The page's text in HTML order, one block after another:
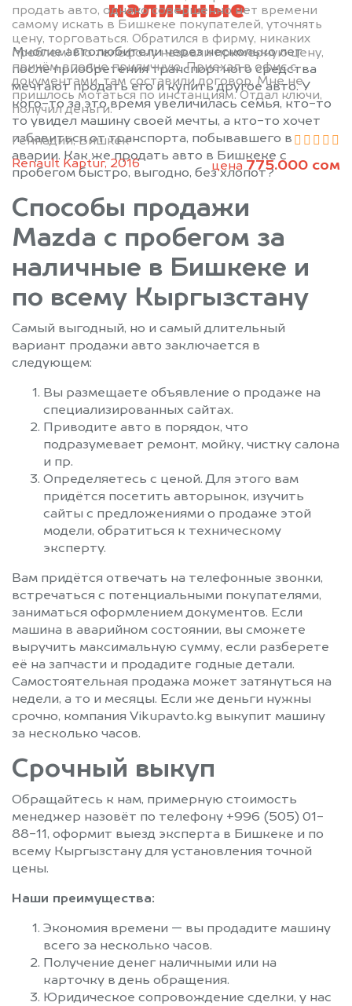
продать авто, однако совершенно нет времени
самому искать в Бишкеке покупателей, уточнять
цену, торговаться. Обратился в фирму, никаких
проблем! По телефону назвали примерную цену,
причём вполне приличную. Приехал в офис с
документами, там составили договор. Мне не
пришлось мотаться по инстанциям. Отдал ключи,
получил деньги.
Геннадий, Бишкек
Renault Kaptur, 2016
цена 775.000 сом
наличные
Многие автолюбители через несколько лет
после приобретения транспортного средства
мечтают продать его и купить другое авто. У
кого-то за это время увеличилась семья, кто-то
то увидел машину своей мечты, а кто-то хочет
избавиться от транспорта, побывавшего в
аварии. Как же продать авто в Бишкеке с
пробегом быстро, выгодно, без хлопот?
Способы продажи
Mazda с пробегом за
наличные в Бишкеке и
по всему Кыргызстану
Самый выгодный, но и самый длительный
вариант продажи авто заключается в
следующем:
Вы размещаете объявление о продаже на
специализированных сайтах.
Приводите авто в порядок, что
подразумевает ремонт, мойку, чистку салона
и пр.
Определяетесь с ценой. Для этого вам
придётся посетить авторынок, изучить
сайты с предложениями о продаже этой
модели, обратиться к техническому
эксперту.
Вам придётся отвечать на телефонные звонки,
встречаться с потенциальными покупателями,
заниматься оформлением документов. Если
машина в аварийном состоянии, вы сможете
выручить максимальную сумму, если разберете
её на запчасти и продадите годные детали.
Самостоятельная продажа может затянуться на
недели, а то и месяцы. Если же деньги нужны
срочно, компания Vikupavto.kg выкупит машину
за несколько часов.
Срочный выкуп
Обращайтесь к нам, примерную стоимость
менеджер назовёт по телефону +996 (505) 01-
88-11, оформит выезд эксперта в Бишкеке и по
всему Кыргызстану для установления точной
цены.
Наши преимущества:
Экономия времени — вы продадите машину
всего за несколько часов.
Получение денег наличными или на
карточку в день обращения.
Юридическое сопровождение сделки, у нас